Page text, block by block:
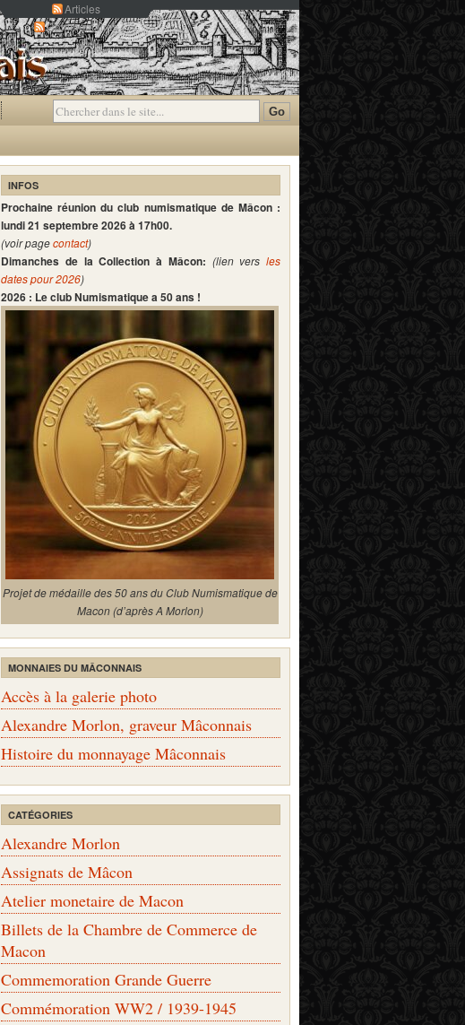
Articles
Commentaires
INFOS
Prochaine réunion du club numismatique de Mâcon :
lundi 21 septembre 2026 à 17h00.
(voir pagecontact)
Dimanches de la Collection à Mâcon: (lien vers les
dates pour 2026)
2026 : Le club Numismatique a 50 ans !
Projet de médaille des 50 ans du Club Numismatique de
Macon (d’après A Morlon)
MONNAIES DU MÂCONNAIS
Accès à la galerie photo
Alexandre Morlon, graveur Mâconnais
Histoire du monnayage Mâconnais
CATÉGORIES
Alexandre Morlon
Assignats de Mâcon
Atelier monetaire de Macon
Billets de la Chambre de Commerce de
Macon
Commemoration Grande Guerre
Commémoration WW2 / 1939-1945